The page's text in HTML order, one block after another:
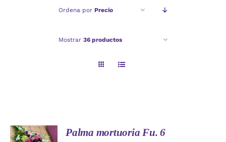
Ordena por Precio
Mostrar 36 productos
AÑADIR
Palma mortuoria Fu. 6